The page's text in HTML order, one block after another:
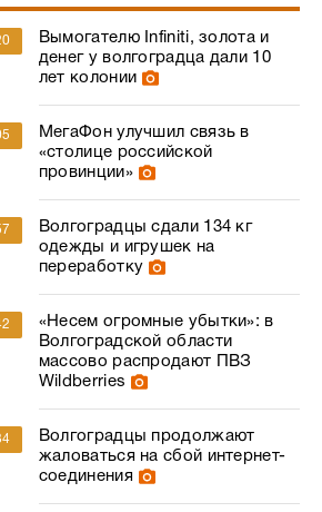
Вымогателю Infiniti, золота и
денег у волгоградца дали 10
лет колонии
МегаФон улучшил связь в
«столице российской
провинции»
Волгоградцы сдали 134 кг
одежды и игрушек на
переработку
«Несем огромные убытки»: в
Волгоградской области
массово распродают ПВЗ
Wildberries
Волгоградцы продолжают
жаловаться на сбой интернет-
соединения